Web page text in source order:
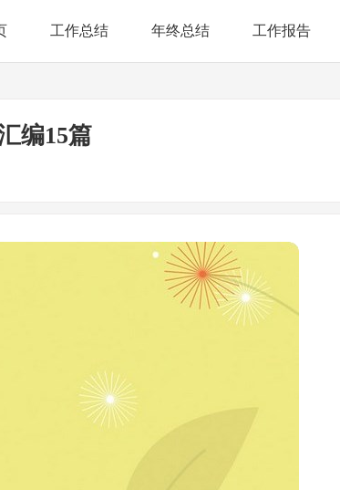
工作总结 年终总结 工作报告
编15篇